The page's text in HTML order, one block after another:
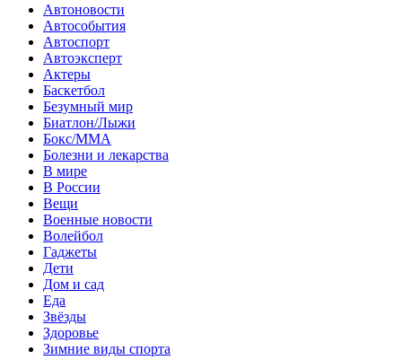
Автоновости
Автособытия
Автоспорт
Автоэксперт
Актеры
Баскетбол
Безумный мир
Биатлон/Лыжи
Бокс/MMA
Болезни и лекарства
В мире
В России
Вещи
Военные новости
Волейбол
Гаджеты
Дети
Дом и сад
Еда
Звёзды
Здоровье
Зимние виды спорта